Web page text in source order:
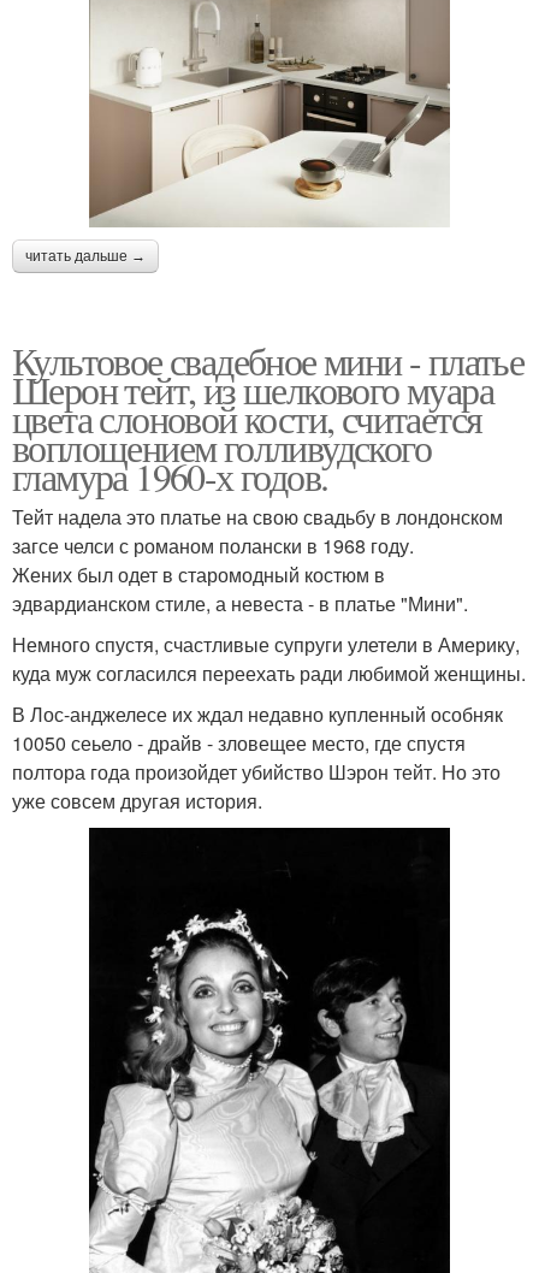
читать дальше →
Культовое свадебное мини - платье
Шерон тейт, из шелкового муара
цвета слоновой кости, считается
воплощением голливудского
гламура 1960-х годов.
Тейт надела это платье на свою свадьбу в лондонском
загсе челси с романом полански в 1968 году.
Жених был одет в старомодный костюм в
эдвардианском стиле, а невеста - в платье "Мини".
Немного спустя, счастливые супруги улетели в Америку,
куда муж согласился переехать ради любимой женщины.
В Лос-анджелесе их ждал недавно купленный особняк
10050 сеьело - драйв - зловещее место, где спустя
полтора года произойдет убийство Шэрон тейт. Но это
уже совсем другая история.